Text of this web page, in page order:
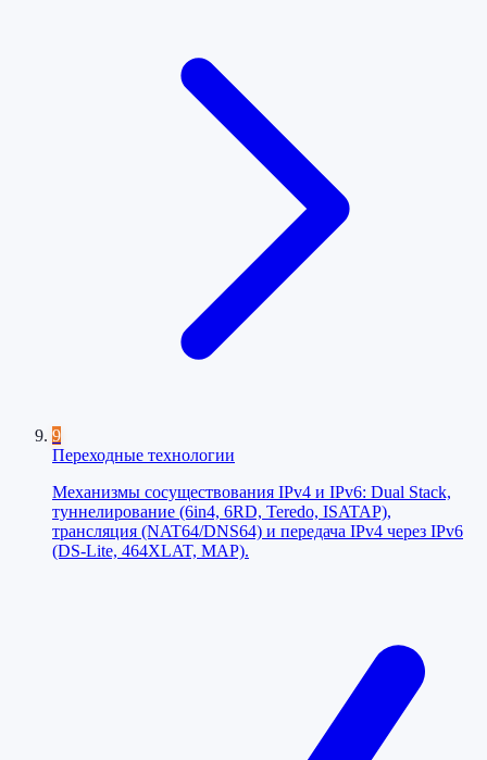
9
Переходные технологии
Механизмы сосуществования IPv4 и IPv6: Dual Stack,
туннелирование (6in4, 6RD, Teredo, ISATAP),
трансляция (NAT64/DNS64) и передача IPv4 через IPv6
(DS-Lite, 464XLAT, MAP).